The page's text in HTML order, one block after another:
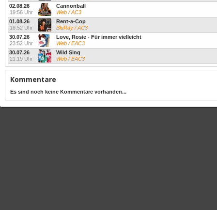
02.08.26
19:56 Uhr
Cannonball
Web / AC3
01.08.26
18:52 Uhr
Rent-a-Cop
BluRay / AC3
30.07.26
23:52 Uhr
Love, Rosie - Für immer vielleicht
Web / EAC3
30.07.26
21:19 Uhr
Wild Sing
Web / EAC3
Kommentare
Es sind noch keine Kommentare vorhanden...